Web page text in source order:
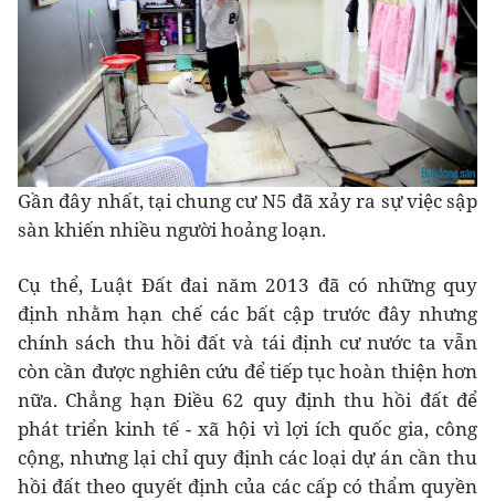
Gần đây nhất, tại chung cư N5 đã xảy ra sự việc sập
sàn khiến nhiều người hoảng loạn.
Cụ thể, Luật Đất đai năm 2013 đã có những quy
định nhằm hạn chế các bất cập trước đây nhưng
chính sách thu hồi đất và tái định cư nước ta vẫn
còn cần được nghiên cứu để tiếp tục hoàn thiện hơn
nữa. Chẳng hạn Điều 62 quy định thu hồi đất để
phát triển kinh tế - xã hội vì lợi ích quốc gia, công
cộng, nhưng lại chỉ quy định các loại dự án cần thu
hồi đất theo quyết định của các cấp có thẩm quyền